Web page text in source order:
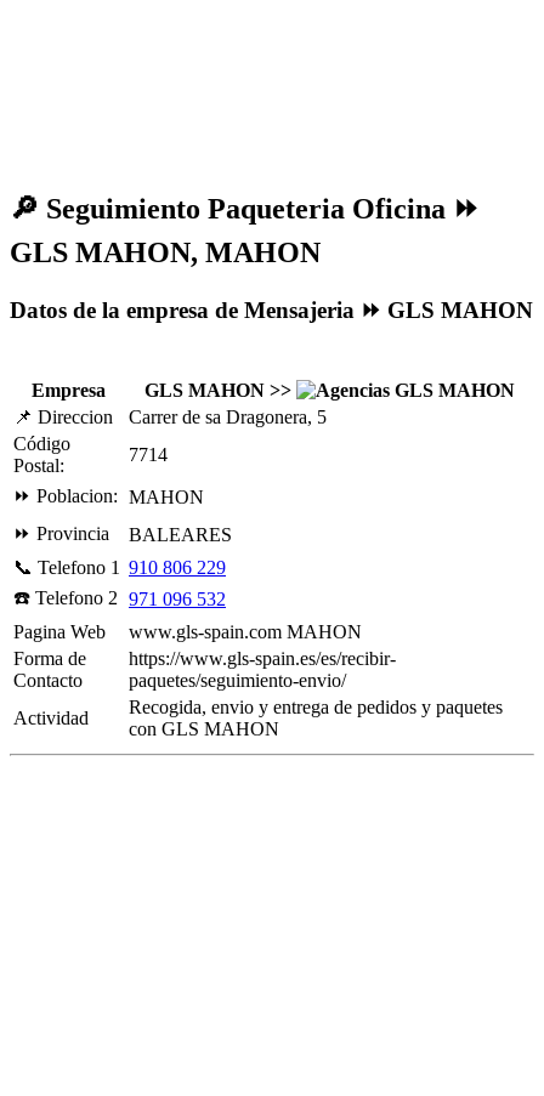
🔎 Seguimiento Paqueteria Oficina ⏩
GLS MAHON, MAHON
Datos de la empresa de Mensajeria ⏩ GLS MAHON
Empresa
GLS MAHON >>
📌 Direccion
Carrer de sa Dragonera, 5
Código
Postal:
7714
⏩ Poblacion: MAHON
⏩ Provincia
BALEARES
📞 Telefono 1 910 806 229
☎️ Telefono 2 971 096 532
Pagina Web
www.gls-spain.com MAHON
Forma de
Contacto
https://www.gls-spain.es/es/recibir-
paquetes/seguimiento-envio/
Actividad
Recogida, envio y entrega de pedidos y paquetes
con GLS MAHON